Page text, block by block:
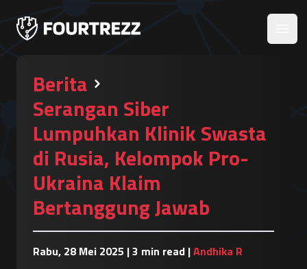
Berita
Serangan Siber
Lumpuhkan Klinik Swasta
di Rusia, Kelompok Pro-
Ukraina Klaim
Bertanggung Jawab
Rabu, 28 Mei 2025 |3 min read |Andhika R